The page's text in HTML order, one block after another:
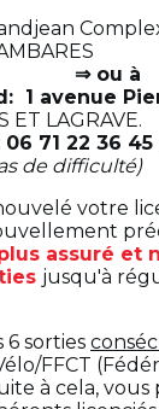
⇒ ou à
1 avenue
ET
06 71 22 36 45
de difficulté)
votre
assuré et
jusqu'à
6 sorties
FFCT
à cela,